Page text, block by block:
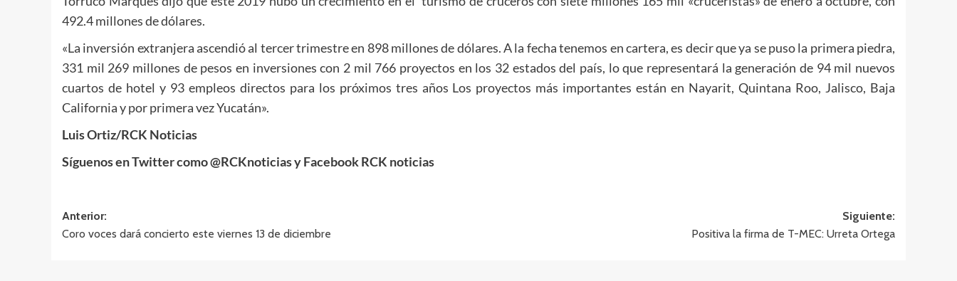
492.4 millones de dólares.
«La inversión extranjera ascendió al tercer trimestre en 898 millones de dólares. A la fecha tenemos en cartera, es decir que ya se puso la primera piedra,
331 mil 269 millones de pesos en inversiones con 2 mil 766 proyectos en los 32 estados del país, lo que representará la generación de 94 mil nuevos
cuartos de hotel y 93 empleos directos para los próximos tres años Los proyectos más importantes están en Nayarit, Quintana Roo, Jalisco, Baja
California y por primera vez Yucatán».
Luis Ortiz/RCK Noticias
Síguenos en Twitter como @RCKnoticias y Facebook RCK noticias
Navegación
de
Anterior:
Coro voces dará concierto este viernes 13 de diciembre
Siguiente:
Positiva la firma de T-MEC: Urreta Ortega